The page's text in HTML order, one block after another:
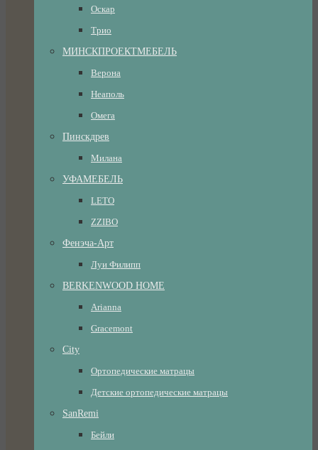
Оскар
Трио
МИНСКПРОЕКТМЕБЕЛЬ
Верона
Неаполь
Омега
Пинскдрев
Милана
УФАМЕБЕЛЬ
LETO
ZZIBO
Фенэча-Арт
Луи Филипп
BERKENWOOD HOME
Arianna
Gracemont
City
Ортопедические матрацы
Детские ортопедические матрацы
SanRemi
Бейли